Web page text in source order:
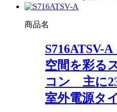
商品名
S716ATSV-
空間を彩る
コン 主に
室外電源タ